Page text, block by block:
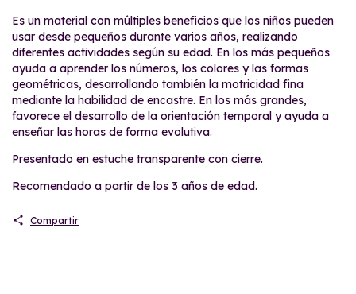
Es un material con múltiples beneficios que los niños pueden
usar desde pequeños durante varios años, realizando
diferentes actividades según su edad. En los más pequeños
ayuda a aprender los números, los colores y las formas
geométricas, desarrollando también la motricidad fina
mediante la habilidad de encastre. En los más grandes,
favorece el desarrollo de la orientación temporal y ayuda a
enseñar las horas de forma evolutiva.
Presentado en estuche transparente con cierre.
Recomendado a partir de los 3 años de edad.
Compartir